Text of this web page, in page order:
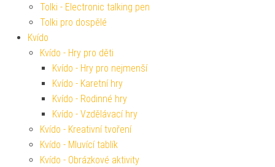
Tolki - Electronic talking pen
Tolki pro dospělé
Kvído
Kvído - Hry pro děti
Kvído - Hry pro nejmenší
Kvído - Karetní hry
Kvído - Rodinné hry
Kvído - Vzdělávací hry
Kvído - Kreativní tvoření
Kvído - Mluvící tablík
Kvído - Obrázkové aktivity